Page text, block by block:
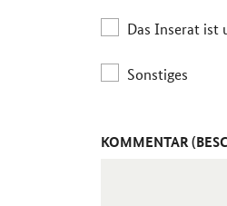
Das Inserat ist
Sonstiges
KOMMENTAR